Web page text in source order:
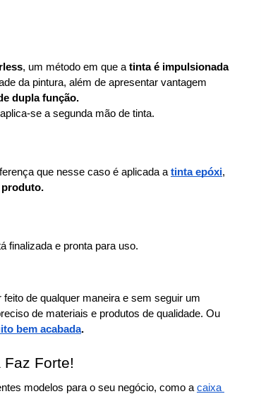
, um método em que a tinta é impulsionada
da pintura, além de apresentar vantagem
dupla função.
se a segunda mão de tinta.
que nesse caso é aplicada a tinta epóxi,
produto.
finalizada e pronta para uso.
de qualquer maneira e sem seguir um
de materiais e produtos de qualidade. Ou
bem acabada.
Forte!
modelos para o seu negócio, como a caixa